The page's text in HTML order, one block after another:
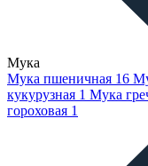
Мука
Мука пшеничная 16
кукурузная 1 Мука
гороховая 1